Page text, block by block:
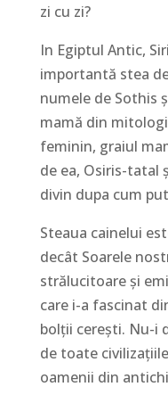
zi cu zi?
In Egiptul Antic,
importantă stea
numele de Sothis
mamă din
feminin, graiul
de ea, Osiris-tatal
divin dupa cum
Steaua cainelui
decât Soarele
strălucitoare și
care i-a fascinat
bolții cerești. Nu-i
de toate
oamenii din